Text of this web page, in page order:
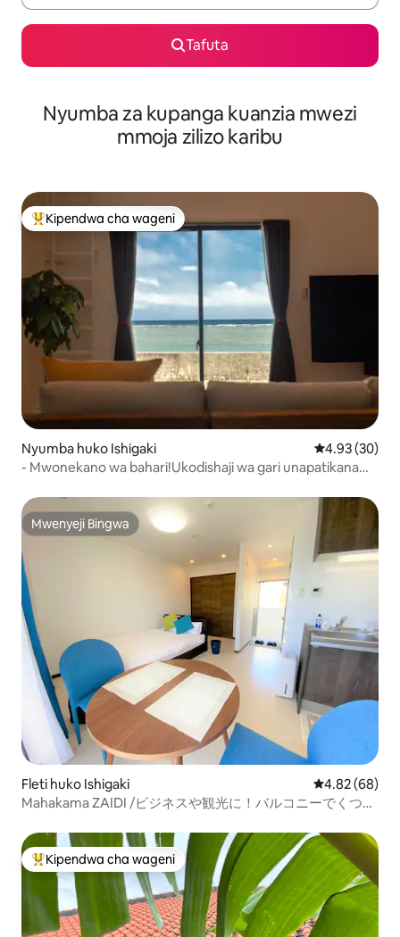
Tafuta
Nyumba za kupanga kuanzia mwezi
mmoja zilizo karibu
Kipendwa maarufu cha wageni
Kipendwa cha wageni
Nyumba huko Ishigaki Ukadiriaji wa
4.93 (30)
- Mwonekano wa bahari!Ukodishaji wa gari unapatikana
karibuni (Aprili 2022)/Nyumba isiyo na ghorofa yenye
nafasi ya 3LDK/S
Mwenyeji Bingwa
Mwenyeji Bingwa
Fleti huko Ishigaki Ukadiriaji wa
4.82 (68)
Mahakama ZAIDI /ビジネスや観光に！バルコニーでくつろ
Kipendwa maarufu cha wageni
Kipendwa cha wageni